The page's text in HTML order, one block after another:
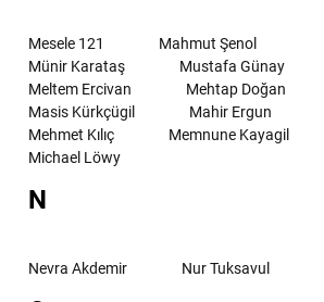
Mesele 121
Mahmut Şenol
Münir Karataş
Mustafa Günay
Meltem Ercivan
Mehtap Doğan
Masis Kürkçügil
Mahir Ergun
Mehmet Kılıç
Memnune Kayagil
Michael Löwy
N
Nevra Akdemir Nur Tuksavul